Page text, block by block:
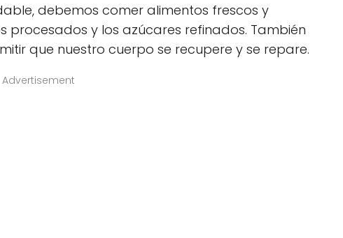
debemos comer alimentos frescos y
procesados y los azúcares refinados. También
que nuestro cuerpo se recupere y se repare.
Advertisement